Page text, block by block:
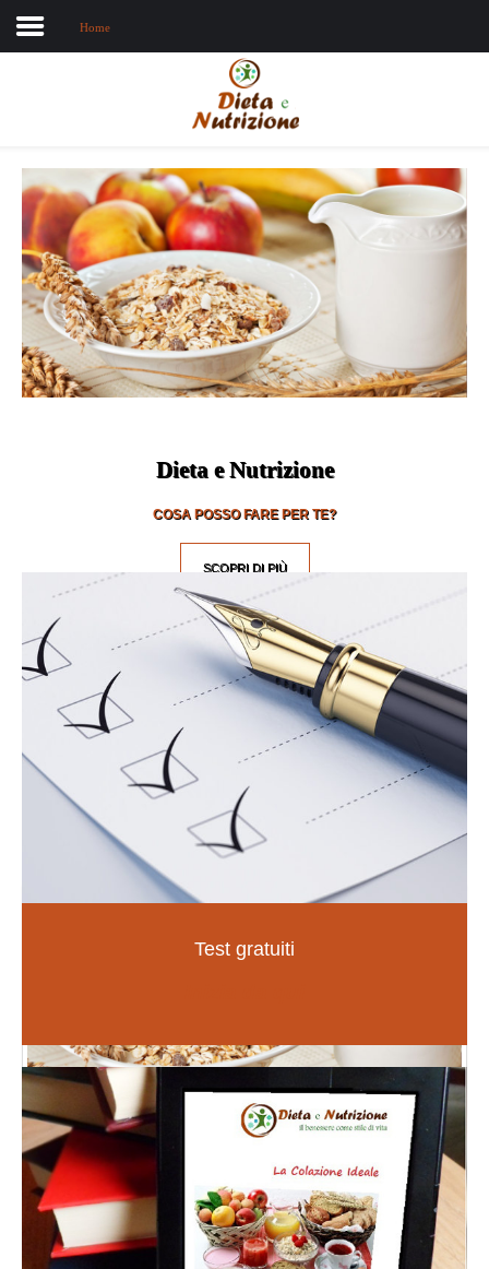
Dieta e nutrizione
Intolleranze
Terapie Naturali
Home
Dieta e Nutrizione
COSA POSSO FARE PER TE?
SCOPRI DI PIÙ
Fiori di Bach
PER LE EMOZIONI E SOMATIZZAZIONI
Test gratuiti